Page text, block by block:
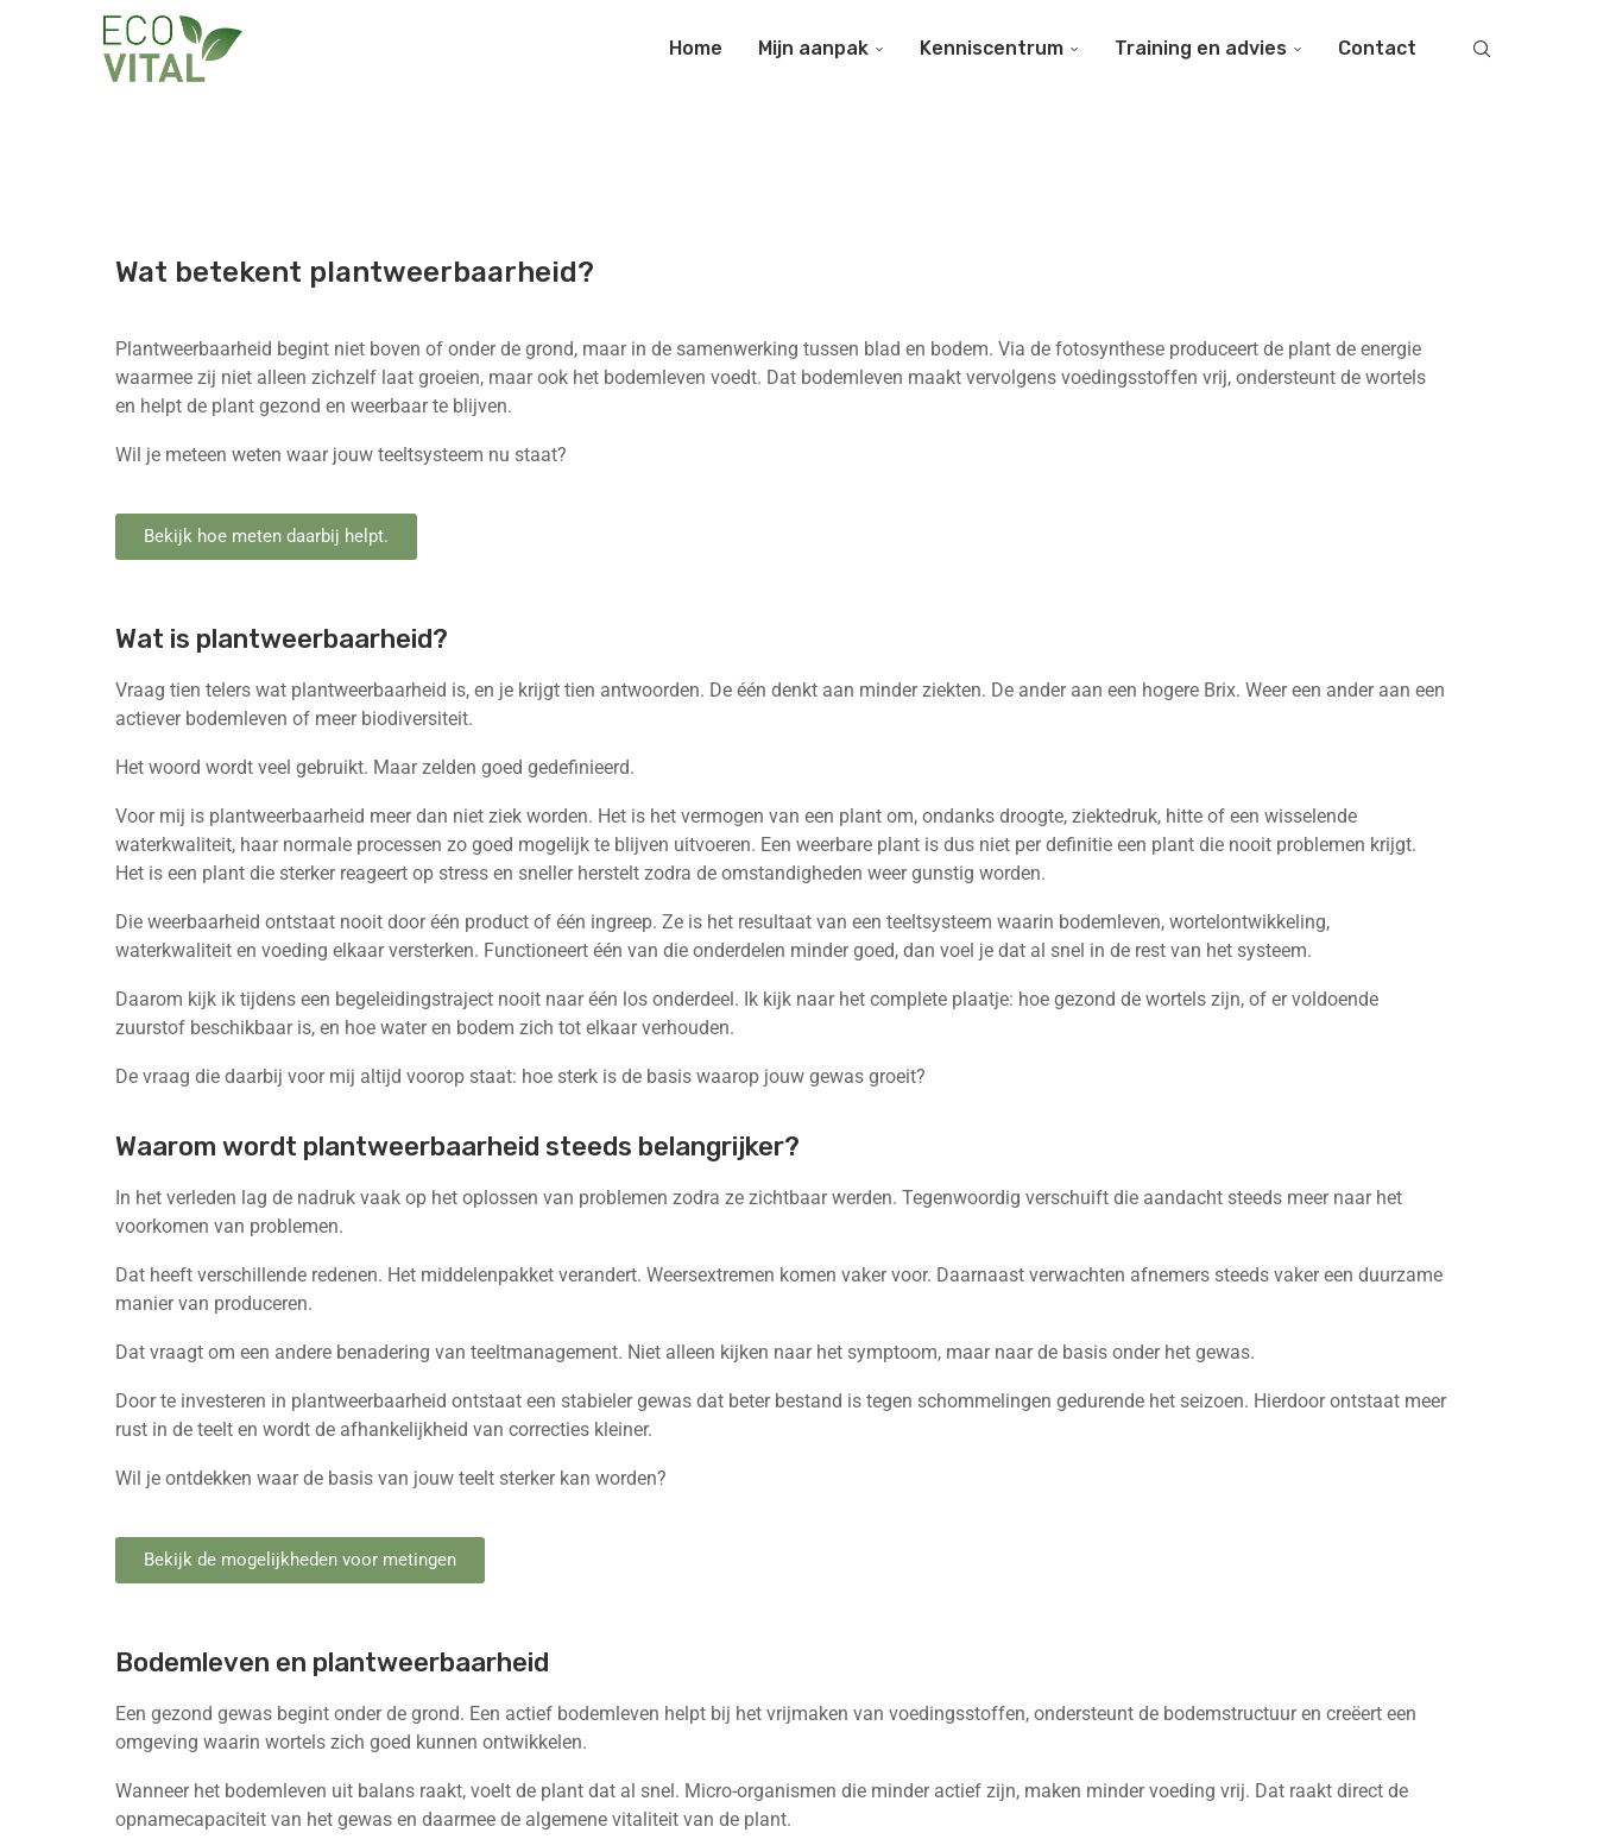
Home Mijn aanpak Kenniscentrum Training en advies Contact
Wat betekent plantweerbaarheid?
Plantweerbaarheid begint niet boven of onder de grond, maar in de samenwerking tussen blad en bodem. Via de fotosynthese produceert de plant de energie
waarmee zij niet alleen zichzelf laat groeien, maar ook het bodemleven voedt. Dat bodemleven maakt vervolgens voedingsstoffen vrij, ondersteunt de wortels
en helpt de plant gezond en weerbaar te blijven.
Wil je meteen weten waar jouw teeltsysteem nu staat?
Bekijk hoe meten daarbij helpt.
Wat is plantweerbaarheid?
Vraag tien telers wat plantweerbaarheid is, en je krijgt tien antwoorden. De één denkt aan minder ziekten. De ander aan een hogere Brix. Weer een ander aan een
actiever bodemleven of meer biodiversiteit.
Het woord wordt veel gebruikt. Maar zelden goed gedefinieerd.
Voor mij is plantweerbaarheid meer dan niet ziek worden. Het is het vermogen van een plant om, ondanks droogte, ziektedruk, hitte of een wisselende
waterkwaliteit, haar normale processen zo goed mogelijk te blijven uitvoeren. Een weerbare plant is dus niet per definitie een plant die nooit problemen krijgt.
Het is een plant die sterker reageert op stress en sneller herstelt zodra de omstandigheden weer gunstig worden.
Die weerbaarheid ontstaat nooit door één product of één ingreep. Ze is het resultaat van een teeltsysteem waarin bodemleven, wortelontwikkeling,
waterkwaliteit en voeding elkaar versterken. Functioneert één van die onderdelen minder goed, dan voel je dat al snel in de rest van het systeem.
Daarom kijk ik tijdens een begeleidingstraject nooit naar één los onderdeel. Ik kijk naar het complete plaatje: hoe gezond de wortels zijn, of er voldoende
zuurstof beschikbaar is, en hoe water en bodem zich tot elkaar verhouden.
De vraag die daarbij voor mij altijd voorop staat: hoe sterk is de basis waarop jouw gewas groeit?
Waarom wordt plantweerbaarheid steeds belangrijker?
In het verleden lag de nadruk vaak op het oplossen van problemen zodra ze zichtbaar werden. Tegenwoordig verschuift die aandacht steeds meer naar het
voorkomen van problemen.
Dat heeft verschillende redenen. Het middelenpakket verandert. Weersextremen komen vaker voor. Daarnaast verwachten afnemers steeds vaker een duurzame
manier van produceren.
Dat vraagt om een andere benadering van teeltmanagement. Niet alleen kijken naar het symptoom, maar naar de basis onder het gewas.
Door te investeren in plantweerbaarheid ontstaat een stabieler gewas dat beter bestand is tegen schommelingen gedurende het seizoen. Hierdoor ontstaat meer
rust in de teelt en wordt de afhankelijkheid van correcties kleiner.
Wil je ontdekken waar de basis van jouw teelt sterker kan worden?
Bekijk de mogelijkheden voor metingen
Bodemleven en plantweerbaarheid
Een gezond gewas begint onder de grond. Een actief bodemleven helpt bij het vrijmaken van voedingsstoffen, ondersteunt de bodemstructuur en creëert een
omgeving waarin wortels zich goed kunnen ontwikkelen.
Wanneer het bodemleven uit balans raakt, voelt de plant dat al snel. Micro-organismen die minder actief zijn, maken minder voeding vrij. Dat raakt direct de
opnamecapaciteit van het gewas en daarmee de algemene vitaliteit van de plant.